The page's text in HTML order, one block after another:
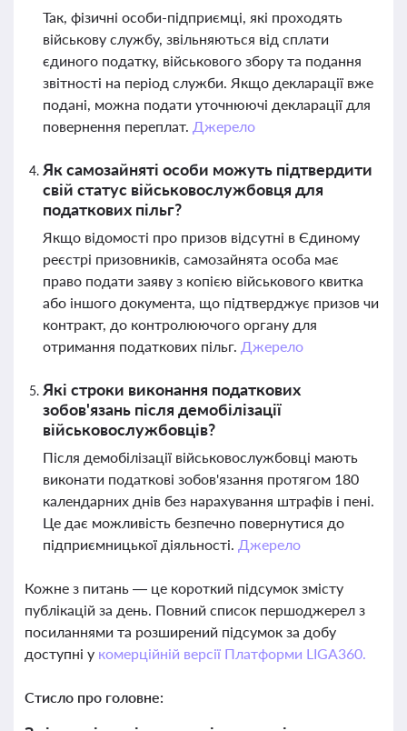
Так, фізичні особи-підприємці, які проходять
військову службу, звільняються від сплати
єдиного податку, військового збору та подання
звітності на період служби. Якщо декларації вже
подані, можна подати уточнюючі декларації для
повернення переплат. Джерело
Як самозайняті особи можуть підтвердити
свій статус військовослужбовця для
податкових пільг?
Якщо відомості про призов відсутні в Єдиному
реєстрі призовників, самозайнята особа має
право подати заяву з копією військового квитка
або іншого документа, що підтверджує призов чи
контракт, до контролюючого органу для
отримання податкових пільг. Джерело
Які строки виконання податкових
зобов'язань після демобілізації
військовослужбовців?
Після демобілізації військовослужбовці мають
виконати податкові зобов'язання протягом 180
календарних днів без нарахування штрафів і пені.
Це дає можливість безпечно повернутися до
підприємницької діяльності. Джерело
Кожне з питань — це короткий підсумок змісту
публікацій за день. Повний список першоджерел з
посиланнями та розширений підсумок за добу
доступні у комерційній версії Платформи LIGA360.
Стисло про головне: